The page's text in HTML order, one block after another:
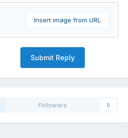
Insert image from URL
Submit Reply
Followers 0